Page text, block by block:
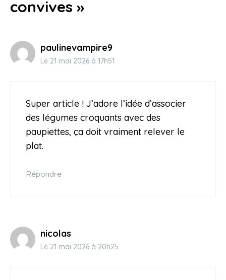
convives »
paulinevampire9
Le 21 mai 2026 à 17h51
Super article ! J’adore l’idée d’associer
des légumes croquants avec des
paupiettes, ça doit vraiment relever le
plat.
Répondre
nicolas
Le 21 mai 2026 à 20h25